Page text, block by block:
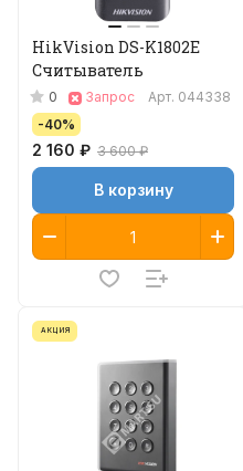
HikVision DS-K1802E
Считыватель
0 Запрос Арт. 044338
-40%
2 160 ₽ 3 600 ₽
В корзину
АКЦИЯ